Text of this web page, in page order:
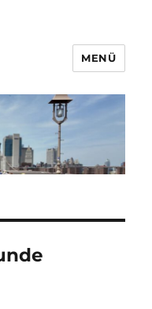
MENÜ